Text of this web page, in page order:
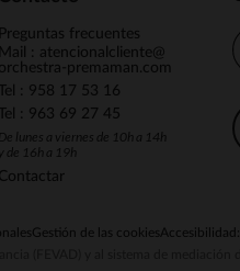
Preguntas frecuentes
Mail : atencionalcliente@
orchestra-premaman.com
Tel : 958 17 53 16
Tel : 963 69 27 45
De lunes a viernes de 10h a 14h
y de 16h a 19h
Contactar
Gestión de las cookies